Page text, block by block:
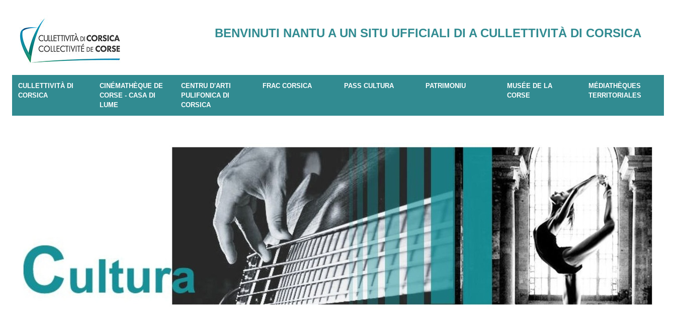
BENVINUTI NANTU A UN SITU UFFICIALI DI A CULLETTIVITÀ DI CORSICA
CULLETTIVITÀ DI
CORSICA
CINÉMATHÈQUE DE
CORSE - CASA DI
LUME
CENTRU D'ARTI
PULIFONICA DI
CORSICA
FRAC CORSICA PASS CULTURA PATRIMONIU
MUSÉE DE LA
CORSE
MÉDIATHÈQUES
TERRITORIALES